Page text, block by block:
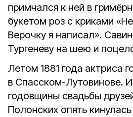
примчался к ней в
букетом роз с криками
Верочку я написал».
Тургеневу на шею и
Летом 1881 года актриса
в Спасском-Лутовинове.
годовщины свадьбы
Полонских опять кинулась